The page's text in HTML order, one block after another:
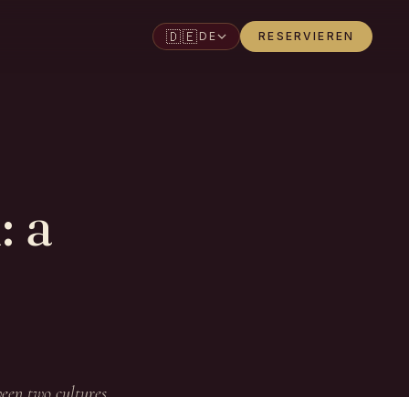
🇩🇪 DE RESERVIEREN
a